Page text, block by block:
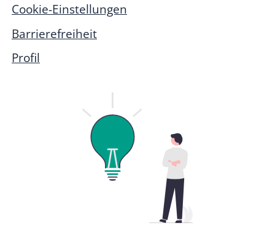
Cookie-Einstellungen
Barrierefreiheit
Profil